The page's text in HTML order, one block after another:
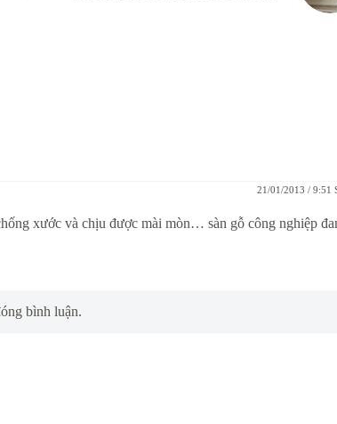
21/01/2013 / 9:51
xước và chịu được mài mòn… sàn gỗ công nghiệp
bình luận.